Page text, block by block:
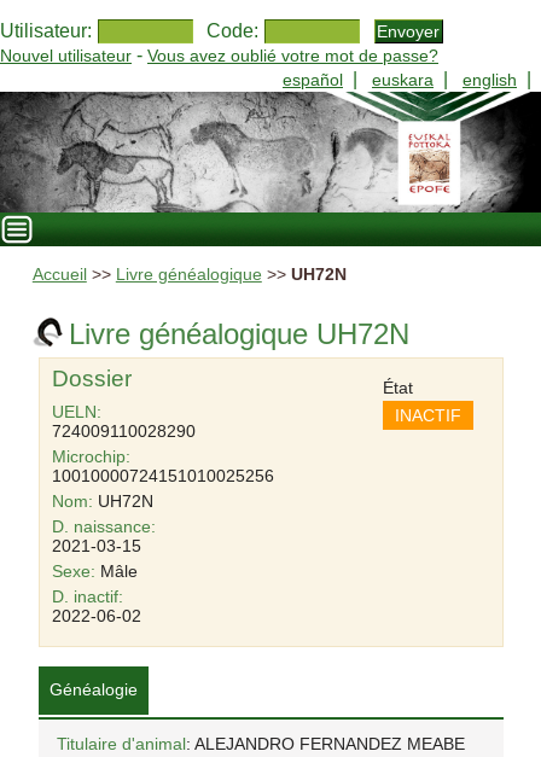
Utilisateur: Code:
Nouvel utilisateur - Vous avez oublié votre mot de passe?
español
euskara english
Accueil >> Livre généalogique >> UH72N
Livre généalogique UH72N
Dossier
UELN:
724009110028290
Microchip:
10010000724151010025256
Nom: UH72N
D. naissance:
2021-03-15
Sexe: Mâle
État
INACTIF
D. inactif:
2022-06-02
Généalogie
Titulaire d'animal: ALEJANDRO FERNANDEZ MEABE